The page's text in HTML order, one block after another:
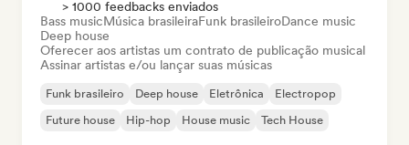
> 1000 feedbacks enviados
Bass musicMúsica brasileiraFunk brasileiroDance music
Deep house
Oferecer aos artistas um contrato de publicação musical
Assinar artistas e/ou lançar suas músicas
Funk brasileiro Deep house Eletrônica
Electropop
Future house
Hip-hop House music Tech House